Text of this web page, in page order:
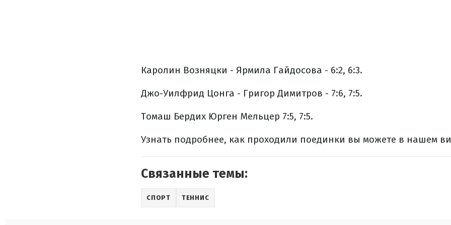
Каролин Возняцки - Ярмила Гайдосова - 6:2, 6:3.
Джо-Уилфрид Цонга - Григор Димитров - 7:6, 7:5.
Томаш Бердих Юрген Мельцер 7:5, 7:5.
Узнать подробнее, как проходили поединки вы можете в нашем
Связанные темы:
СПОРТ ТЕННИС